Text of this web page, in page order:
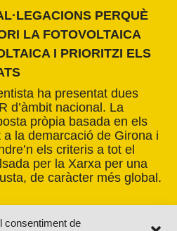
consentiment de
PERQUÈ
LA FOTOVOLTAICA
I PRIORITZI ELS
ha presentat dues
d’àmbit nacional. La
pròpia basada en els
a la demarcació de Girona i
els criteris a tot el
per la Xarxa per una
de caràcter més global.